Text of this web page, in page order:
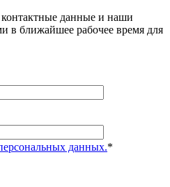
данные и наши
в ближайшее рабочее время для
данных.*